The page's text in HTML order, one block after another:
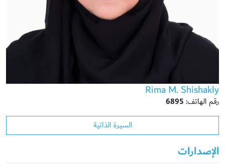
Rima M. Shishakly
رقم الهاتف:6895
السيرة الذاتية
الإصدارات